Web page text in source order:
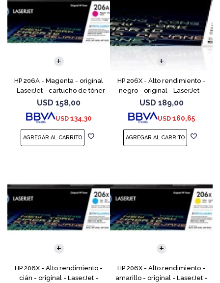
HP 206A - Magenta - original
- LaserJet - cartucho de tóner
(W2113A) - para Color
LaserJet Pro M255, M283, MFP
M282, MFP M283
USD 158,00
USD 134,30
HP 206X - Alto rendimiento -
negro - original - LaserJet -
cartucho de tóner (W2110X) -
para Color LaserJet Pro M255,
M283, MFP
USD 189,00
USD 160,65
HP 206X - Alto rendimiento -
cián - original - LaserJet -
HP 206X - Alto rendimiento -
amarillo - original - LaserJet -